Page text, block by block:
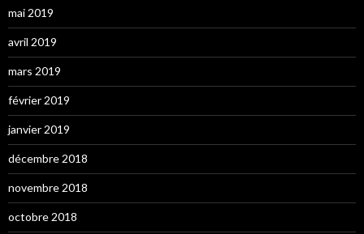
mai 2019
avril 2019
mars 2019
février 2019
janvier 2019
décembre 2018
novembre 2018
octobre 2018